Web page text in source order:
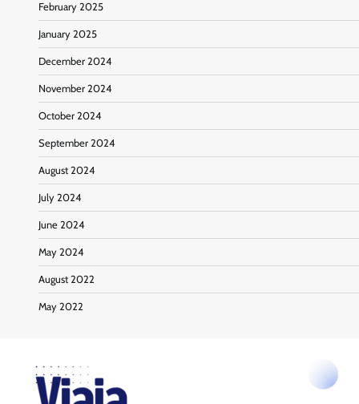
February 2025
January 2025
December 2024
November 2024
October 2024
September 2024
August 2024
July 2024
June 2024
May 2024
August 2022
May 2022